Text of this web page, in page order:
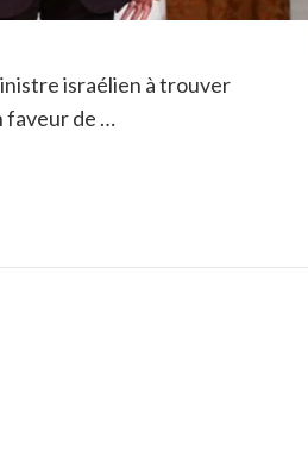
israélien à trouver
faveur de …